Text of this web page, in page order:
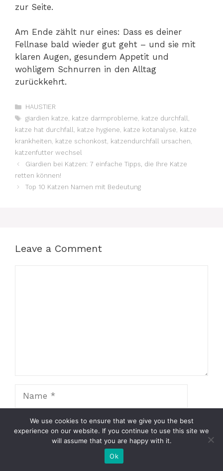
zur Seite.
Am Ende zählt nur eines: Dass es deiner
Fellnase bald wieder gut geht – und sie mit
klaren Augen, gesundem Appetit und
wohligem Schnurren in den Alltag
zurückkehrt.
Categories
HAUSTIER
Tags
giardien katze, katze darmprobleme, katze durchfall,
katze hat durchfall, katze hygiene, katze kotanalyse, katze
krankheiten, katze schonkost, katzendurchfall ursachen,
katzenfutter wechsel
Giardien bei Katzen: 7 einfache Tipps, die Ihre Katze
retten können!
Top 10 Katzen Namen mit Bedeutung
Leave a Comment
EmailWe use cookies to ensure that we give you the best
experience on our website. If you continue to use this site we
will assume that you are happy with it.
Ok